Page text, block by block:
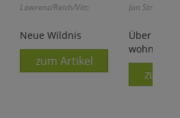
Lawrenz/Reich/Vitt:
Neue Wildnis
zum Artikel
Jan Strümpel
Über den
wohnt das
zum